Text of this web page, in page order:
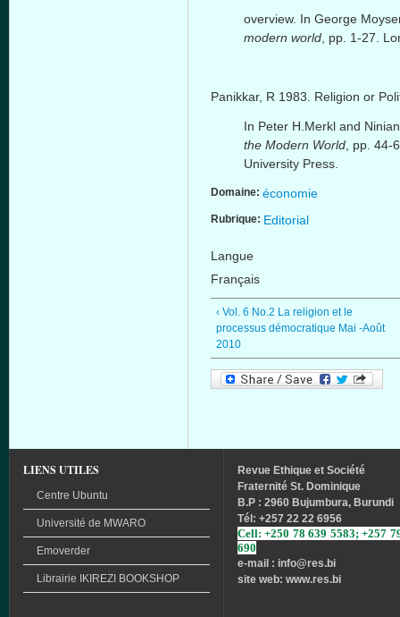
overview. In George
modern world , pp. 1-27.
Panikkar, R 1983. Religion or
In Peter H.Merkl and Ninian
the Modern World , pp.
University Press.
Domaine: économie
Rubrique: Editorial
Langue
Français
‹ Vol. 6 No.2 La religion et le
processus démocratique Mai -Août
2010
LIENS UTILES
Centre Ubuntu
Université de MWARO
Emoverder
Librairie IKIREZI BOOKSHOP
Revue Ethique et Société
Fraternité St. Dominique
B.P : 2960 Bujumbura, Burundi
Tél : +257 22 22 6956
Cell: +250 78 639 5583; +257
690
e-mail : info@res.bi
site web: www.res.bi